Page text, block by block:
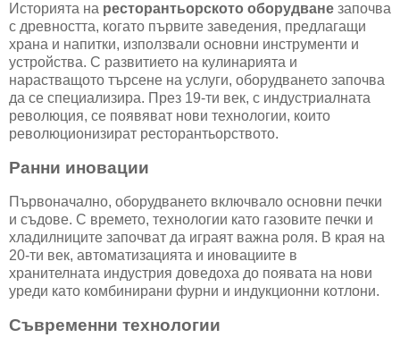
Историята на ресторантьорското оборудване започва
с древността, когато първите заведения, предлагащи
храна и напитки, използвали основни инструменти и
устройства. С развитието на кулинарията и
нарастващото търсене на услуги, оборудването започва
да се специализира. През 19-ти век, с индустриалната
революция, се появяват нови технологии, които
революционизират ресторантьорството.
Ранни иновации
Първоначално, оборудването включвало основни печки
и съдове. С времето, технологии като газовите печки и
хладилниците започват да играят важна роля. В края на
20-ти век, автоматизацията и иновациите в
хранителната индустрия доведоха до появата на нови
уреди като комбинирани фурни и индукционни котлони.
Съвременни технологии